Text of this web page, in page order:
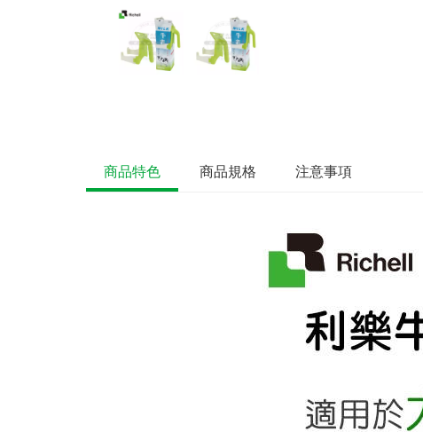
商品特色 商品規格 注意事項